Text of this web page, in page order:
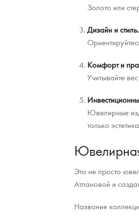
Золото или
Дизайн и стиль.
Комфорт и
Учитывайте
Ювелирные
только
Это не просто
Атлановой и
Название